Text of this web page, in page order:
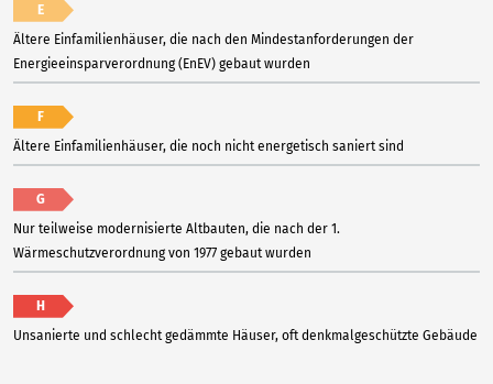
E
Ältere Einfamilienhäuser, die nach den Mindestanforderungen der
Energieeinsparverordnung (EnEV) gebaut wurden
F
Ältere Einfamilienhäuser, die noch nicht energetisch saniert sind
G
Nur teilweise modernisierte Altbauten, die nach der 1.
Wärmeschutzverordnung von 1977 gebaut wurden
H
Unsanierte und schlecht gedämmte Häuser, oft denkmalgeschützte Gebäude